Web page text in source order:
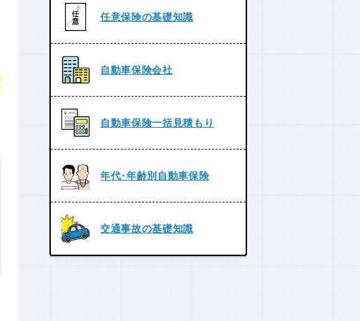
任意保険の基礎知識
自動車保険会社
自動車保険一括見積もり
年代･年齢別自動車保険
交通事故の基礎知識